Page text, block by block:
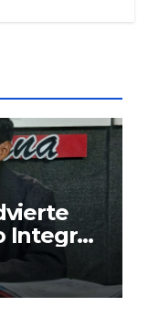
Integral
para